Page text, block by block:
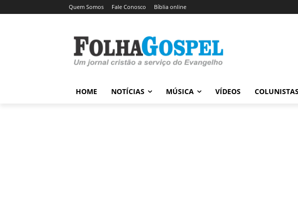
Quem Somos Fale Conosco Bíblia online
HOME NOTÍCIAS MÚSICA VÍDEOS COLUNISTAS